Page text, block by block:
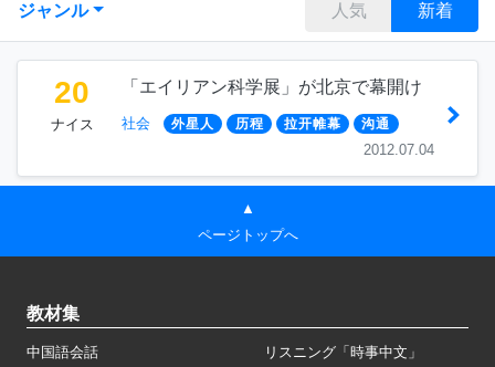
ジャンル 人気 新着
20
ナイス
「エイリアン科学展」が北京で幕開け
社会 外星人 历程 拉开帷幕 沟通
2012.07.04
▲
ページトップへ
教材集
中国語会話
リスニング「時事中文」